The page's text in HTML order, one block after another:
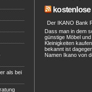
als bei
Der IKANO Bank
Dass man in dem
günstige Möbel
Kleinigkeiten
bekannt ist
Namen Ikano von